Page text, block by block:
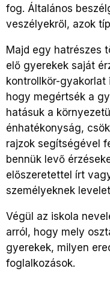
fog. Általános
veszélyekről, azok
Majd egy hatrészes
elő gyerekek saját
kontrollkör-gyakorlat
hogy megértsék a
hatásuk a
énhatékonyság,
rajzok segítségével
bennük levő
előszeretettel írt
személyeknek
Végül az iskola
arról, hogy mely
gyerekek, milyen
foglalkozások.